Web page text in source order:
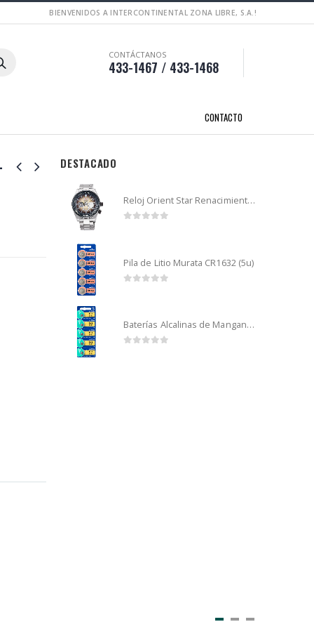
BIENVENIDOS A INTERCONTINENTAL ZONA LIBRE, S.A.!
CONTÁCTANOS
433-1467 / 433-1468
CONTACTO
DESTACADO
Reloj Orient Star Renacimiento mecánico - Retro Future Guitar - RA-AR0303G
Pila de Litio Murata CR1632 (5u)
Baterías Alcalinas de Manganeso Murata 192 (5u)